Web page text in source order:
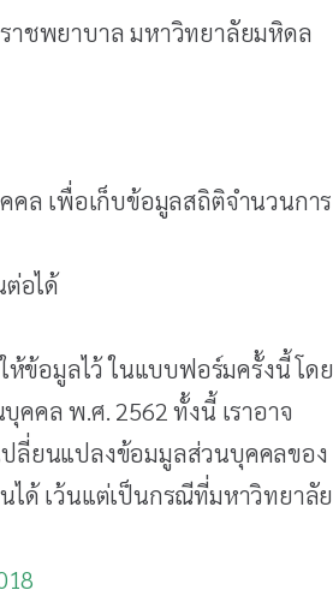
ชพยาบาล มหาวิทยาลัยมหิดล
คล เพื่อเก็บข้อมูลสถิติจำนวนการ
อได้
ข้อมูลไว้ ในแบบฟอร์มครั้งนี้ โดย
คล พ.ศ. 2562 ทั้งนี้ เราอาจ
ลี่ยนแปลงข้อมมูลส่วนบุคคลของ
ด้ เว้นแต่เป็นกรณีที่มหาวิทยาลัย